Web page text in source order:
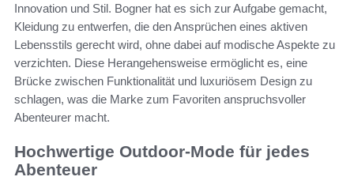
Innovation und Stil. Bogner hat es sich zur Aufgabe gemacht,
Kleidung zu entwerfen, die den Ansprüchen eines aktiven
Lebensstils gerecht wird, ohne dabei auf modische Aspekte zu
verzichten. Diese Herangehensweise ermöglicht es, eine
Brücke zwischen Funktionalität und luxuriösem Design zu
schlagen, was die Marke zum Favoriten anspruchsvoller
Abenteurer macht.
Hochwertige Outdoor-Mode für jedes
Abenteuer